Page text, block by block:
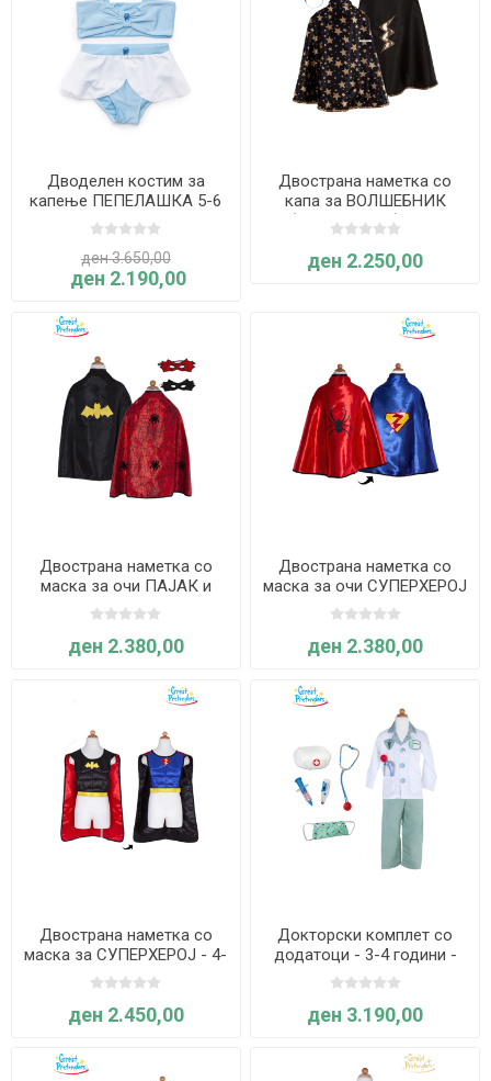
Дводелен костим за
капење ПЕПЕЛАШКА 5-6
години - Great Pretenders
ден 3.650,00
ден 2.190,00
Двострана наметка со
капа за ВОЛШЕБНИК
(Црно-златна) - 5-6
години - Great Pretenders
ден 2.250,00
Двострана наметка со
маска за очи ПАЈАК и
ЛИЛЈАК - 4-6 години -
ден 2.380,00
Двострана наметка со
маска за очи СУПЕРХЕРОЈ
- 5-6 години - Great
ден 2.380,00
Двострана наметка со
маска за СУПЕРХЕРОЈ - 4-
7 години - Great Pretenders
ден 2.450,00
Докторски комплет со
додатоци - 3-4 години -
Great Pretenders
ден 3.190,00